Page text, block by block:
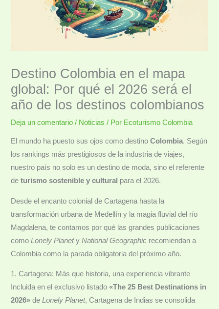
Destino Colombia en el mapa
global: Por qué el 2026 será el
año de los destinos colombianos
Deja un comentario / Noticias / Por Ecoturismo Colombia
El mundo ha puesto sus ojos como destinoColombia. Según
los rankings más prestigiosos de la industria de viajes,
nuestro país no solo es un destino de moda, sino el referente
deturismo sostenible y cultural para el 2026.
Desde el encanto colonial de Cartagena hasta la
transformación urbana de Medellín y la magia fluvial del río
Magdalena, te contamos por qué las grandes publicaciones
comoLonely PlanetyNational Geographic recomiendan a
Colombia como la parada obligatoria del próximo año.
1. Cartagena: Más que historia, una experiencia vibrante
Incluida en el exclusivo listado«The 25 Best Destinations in
2026» deLonely Planet, Cartagena de Indias se consolida